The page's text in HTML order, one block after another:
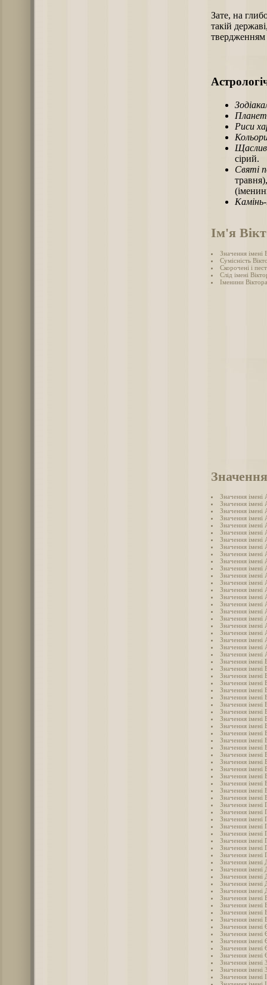
Зате, на
такій
твердженням
Риси
сірий.
Святі
Ім'я
Значення імені
Сумісність
Скорочені і
Слід імені
Іменини Віктора
Значення імені
Значення імені
Значення імені
Значення імені
Значення імені
Значення імені
Значення імені
Значення імені
Значення імені
Значення імені
Значення імені
Значення імені
Значення імені
Значення імені
Значення імені
Значення імені
Значення імені
Значення імені
Значення імені
Значення імені
Значення імені
Значення імені
Значення імені
Значення імені
Значення імені
Значення імені
Значення імені
Значення імені
Значення імені
Значення імені
Значення імені
Значення імені
Значення імені
Значення імені
Значення імені
Значення імені
Значення імені
Значення імені
Значення імені
Значення імені
Значення
Значення імені
Значення імені
Значення імені
Значення імені
Значення імені
Значення імені
Значення імені
Значення імені
Значення імені
Значення імені
Значення імені
Значення імені
Значення імені
Значення імені
Значення імені
Значення імені
Значення імені
Значення імені
Значення імені
Значення імені
Значення імені
Значення імені
Значення імені
Значення імені
Значення імені
Значення імені
Значення імені